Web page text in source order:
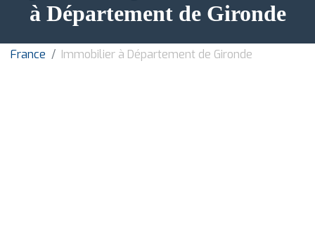
à Département de Gironde
France Immobilier à Département de Gironde